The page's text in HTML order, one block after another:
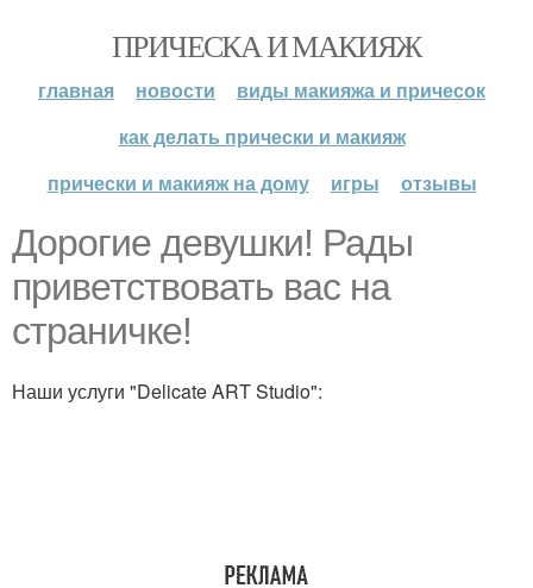
ПРИЧЕСКА И МАКИЯЖ
главная новости
виды макияжа и причесок
как делать прически и макияж
прически и макияж на дому
игры отзывы
Дорогие девушки! Рады
приветствовать вас на
страничке!
Наши услуги "Delicate ART Studio":